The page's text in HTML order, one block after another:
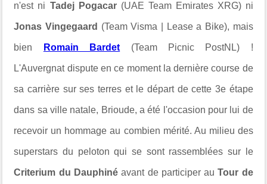
n'est ni Tadej Pogacar (UAE Team Emirates XRG) ni
Jonas Vingegaard (Team Visma | Lease a Bike), mais
bien Romain Bardet (Team Picnic PostNL) !
L'Auvergnat dispute en ce moment la dernière course de
sa carrière sur ses terres et le départ de cette 3e étape
dans sa ville natale, Brioude, a été l'occasion pour lui de
recevoir un hommage au combien mérité. Au milieu des
superstars du peloton qui se sont rassemblées sur le
Criterium du Dauphiné avant de participer auTour de